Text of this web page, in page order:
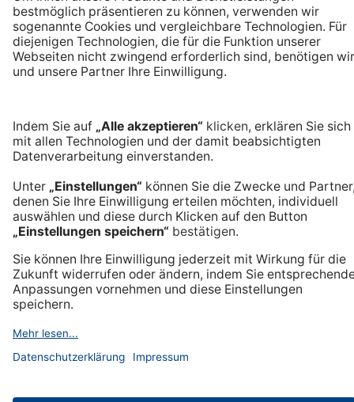
Langlebige Qualität
Made in Germany
Hilfe und Kontakt
Häufige Fragen & Kontakt
Versand & Zahlungsarten
Unser Service